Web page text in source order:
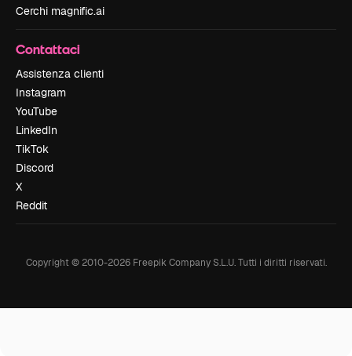
Cerchi magnific.ai
Contattaci
Assistenza clienti
Instagram
YouTube
LinkedIn
TikTok
Discord
X
Reddit
Copyright © 2010-2026Freepik Company S.L.U. Tutti i diritti riservati.